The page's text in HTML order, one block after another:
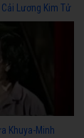
Cải Lương Kim Tử
Khuya-Minh